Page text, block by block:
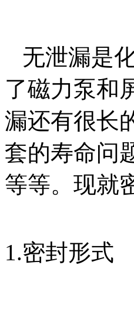
无泄漏是
了磁力泵和
漏还有很长
套的寿命问
等等。现
1.密封形式